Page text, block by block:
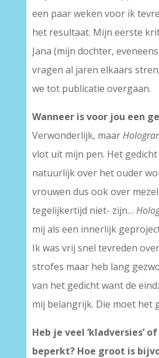
een paar weken voor ik
het resultaat. Mijn eerste
Jana (mijn dochter,
vragen al jaren elkaars
we tot publicatie overgaan.
Wanneer is voor jou een
Verwonderlijk, maar
vlot uit mijn pen. Het
natuurlijk over het ouder
vrouwen dus ook over
tegelijkertijd niet- zijn…
mij als een innerlijk
Ik was vrij snel tevreden
strofes maar heb lang
van het gedicht want de
mij belangrijk. Die moet het
Heb je veel ‘kladversies’
beperkt? Hoe groot is